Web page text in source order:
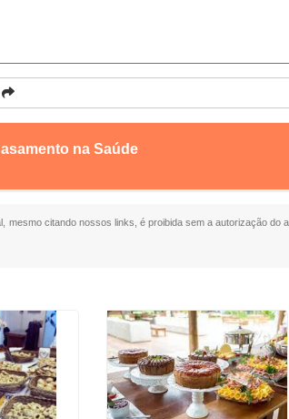
na Saúde
mesmo citando nossos links, é proibida sem a autorização do